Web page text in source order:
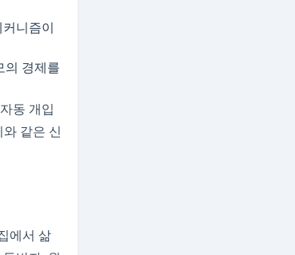
니즘이
의 경제를
동 개입
같은 신
에서 삶